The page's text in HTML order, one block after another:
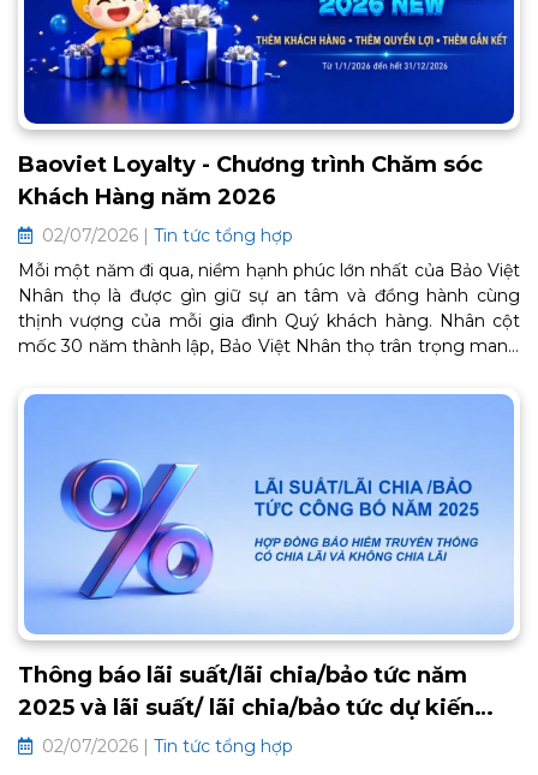
Baoviet Loyalty - Chương trình Chăm sóc
Khách Hàng năm 2026
02/07/2026 | Tin tức tổng hợp
Mỗi một năm đi qua, niềm hạnh phúc lớn nhất của Bảo Việt
Nhân thọ là được gìn giữ sự an tâm và đồng hành cùng
thịnh vượng của mỗi gia đình Quý khách hàng. Nhân cột
mốc 30 năm thành lập, Bảo Việt Nhân thọ trân trọng mang
Loyalty 2026. Đây là lời cảm ơn chân thành từ trái tim, tiếp
Thông báo lãi suất/lãi chia/bảo tức năm
2025 và lãi suất/ lãi chia/bảo tức dự kiến
2026 các hợp đồng bảo hiểm truyền thống
02/07/2026 | Tin tức tổng hợp